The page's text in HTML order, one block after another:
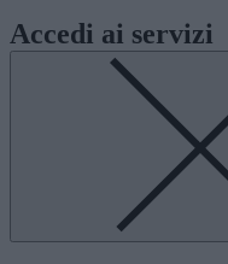
Accedi ai servizi